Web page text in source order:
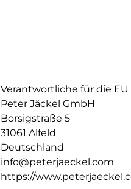
Verantwortliche für die EU
Peter Jäckel GmbH
Borsigstraße 5
31061 Alfeld
Deutschland
info@peterjaeckel.com
https://